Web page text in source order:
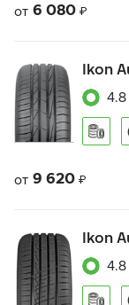
от 6 080 ₽
Ikon
4.8
от 9 620 ₽
Ikon
4.8